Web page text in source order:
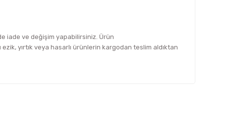
iade ve değişim yapabilirsiniz. Ürün
yırtık veya hasarlı ürünlerin kargodan teslim aldıktan